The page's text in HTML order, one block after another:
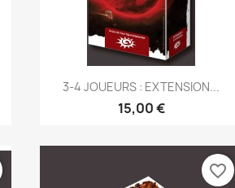
 Aperçu rapide
3-4 JOUEURS : EXTENSION...
15,00 €
favorite_border